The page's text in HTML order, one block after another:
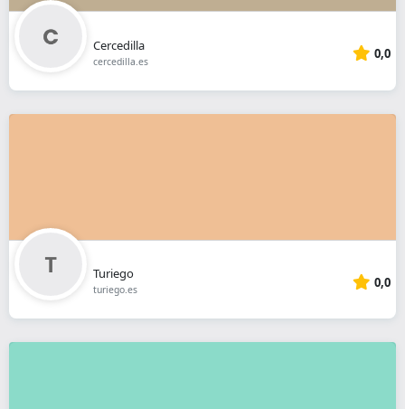
Cercedilla
cercedilla.es 0,0
Turiego
turiego.es 0,0